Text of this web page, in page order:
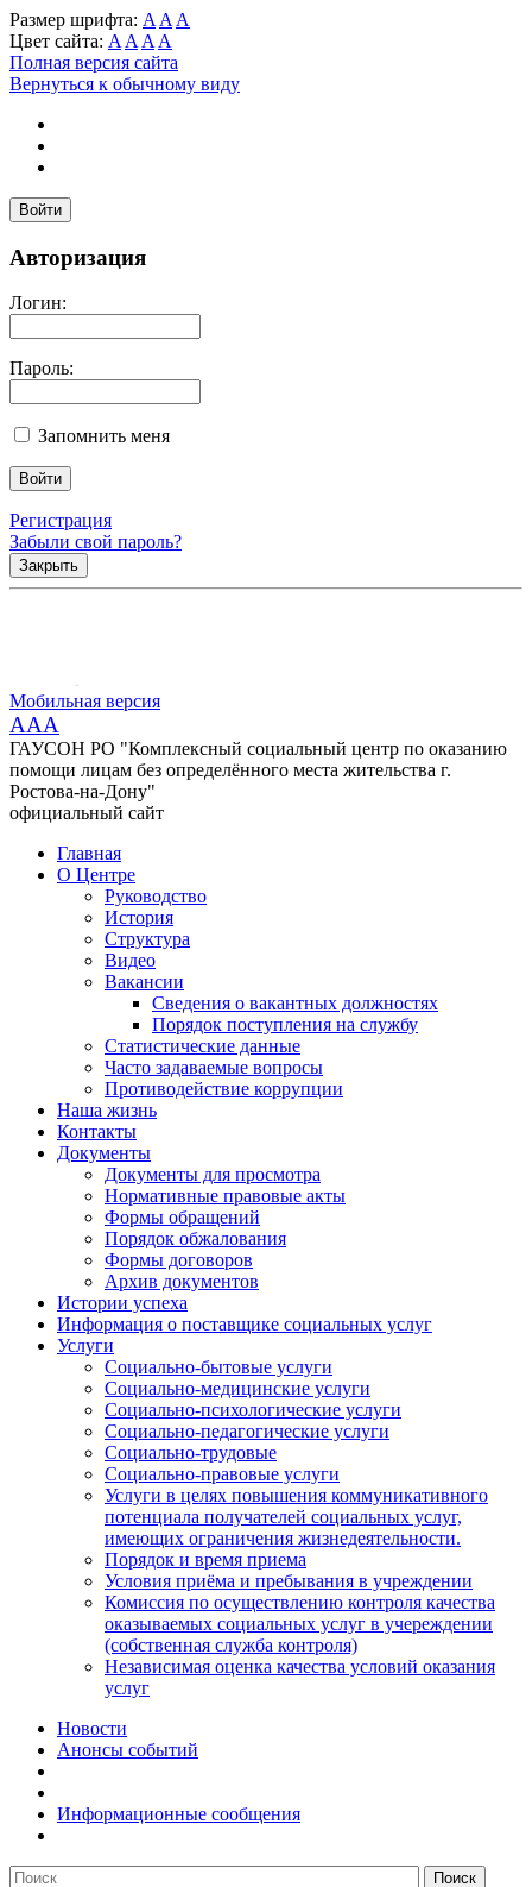
Размер шрифта: A A A
Цвет сайта: A A A A
Полная версия сайта
Вернуться к обычному виду
Войти
Авторизация
Логин:
Пароль:
Запомнить меня
Регистрация
Забыли свой пароль?
Закрыть
Мобильная версия
AAA
ГАУСОН РО "Комплексный социальный центр по оказанию
помощи лицам без определённого места жительства г.
Ростова-на-Дону"
официальный сайт
Главная
О Центре
Руководство
История
Структура
Видео
Вакансии
Сведения о вакантных должностях
Порядок поступления на службу
Статистические данные
Часто задаваемые вопросы
Противодействие коррупции
Наша жизнь
Контакты
Документы
Документы для просмотра
Нормативные правовые акты
Формы обращений
Порядок обжалования
Формы договоров
Архив документов
Истории успеха
Информация о поставщике социальных услуг
Услуги
Социально-бытовые услуги
Социально-медицинские услуги
Социально-психологические услуги
Социально-педагогические услуги
Социально-трудовые
Социально-правовые услуги
Услуги в целях повышения коммуникативного
потенциала получателей социальных услуг,
имеющих ограничения жизнедеятельности.
Порядок и время приема
Условия приёма и пребывания в учреждении
Комиссия по осуществлению контроля качества
оказываемых социальных услуг в учереждении
(собственная служба контроля)
Независимая оценка качества условий оказания
услуг
Новости
Анонсы событий
Информационные сообщения